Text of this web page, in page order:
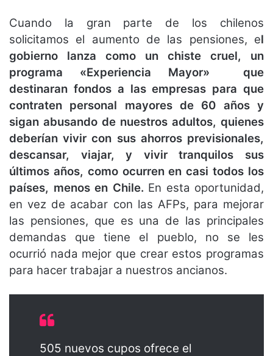
Cuando la gran parte de los chilenos
solicitamos el aumento de las pensiones, el
gobierno lanza como un chiste cruel, un
programa «Experiencia Mayor» que
destinaran fondos a las empresas para que
contraten personal mayores de 60 años y
sigan abusando de nuestros adultos, quienes
deberían vivir con sus ahorros previsionales,
descansar, viajar, y vivir tranquilos sus
últimos años, como ocurren en casi todos los
países, menos en Chile. En esta oportunidad,
en vez de acabar con las AFPs, para mejorar
las pensiones, que es una de las principales
demandas que tiene el pueblo, no se les
ocurrió nada mejor que crear estos programas
para hacer trabajar a nuestros ancianos.
505 nuevos cupos ofrece el